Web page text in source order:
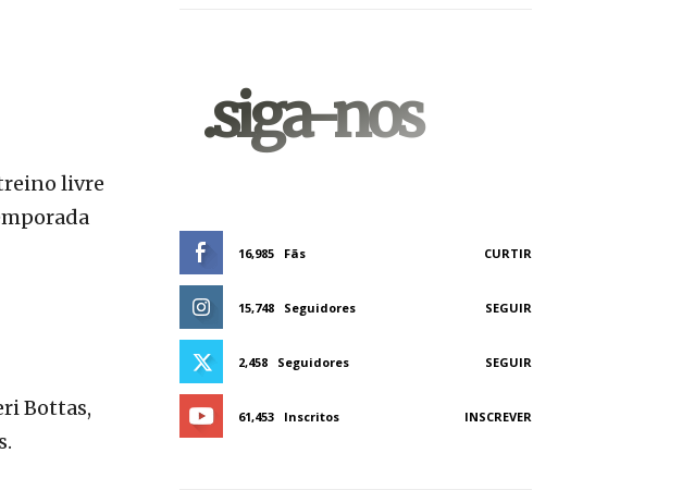
livre
Bottas,
.siga-nos
16,985 Fãs CURTIR
15,748 Seguidores SEGUIR
2,458 Seguidores SEGUIR
61,453 Inscritos INSCREVER